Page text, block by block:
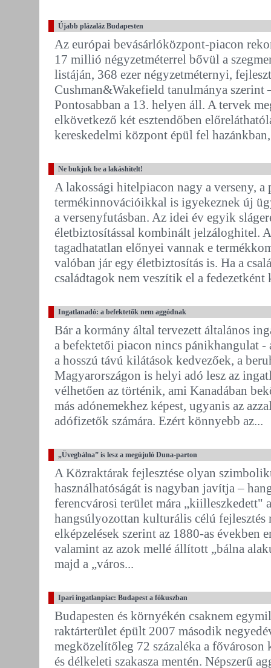
Újabb plázaláz Budapesten
Az európai bevásárlóközpont-piacon
17 millió négyzetméterrel bővül a
listáján, 368 ezer négyzetméternyi,
Cushman&Wakefield tanulmánya szerint
Pontosabban a 13. helyen áll. A tervek
elkövetkező két esztendőben
kereskedelmi központ épül fel
Ne bukjuk be a lakáshitelt!
A lakossági hitelpiacon nagy a verseny,
termékinnovációikkal is igyekeznek új
a versenyfutásban. Az idei év egyik
életbiztosítással kombinált jelzáloghitel.
tagadhatatlan előnyei vannak e
valóban jár egy életbiztosítás is. Ha a
családtagok nem veszítik el a
Ingatlanadó: a befektetők nem aggódnak
Bár a kormány által tervezett általános
a befektetői piacon nincs pánikhangulat -
a hosszú távú kilátások kedvezőek, a
Magyarországon is helyi adó lesz az
vélhetően az történik, ami Kanadában
más adónemekhez képest, ugyanis az
adófizetők számára. Ezért könnyebb az...
„Üvegbálna” is lesz a megújuló Duna-parton
A Közraktárak fejlesztése olyan
használhatóságát is nagyban javítja –
ferencvárosi terület mára „kiilleszkedett"
hangsúlyozottan kulturális célú fejlesztés
elképzelések szerint az 1880-as években
valamint az azok mellé állított „bálna
majd a „város...
Ipari ingatlanpiac: Budapest a fókuszban
Budapesten és környékén csaknem
raktárterület épült 2007 második
megközelítőleg 72 százaléka a
és délkeleti szakasza mentén. Népszerű